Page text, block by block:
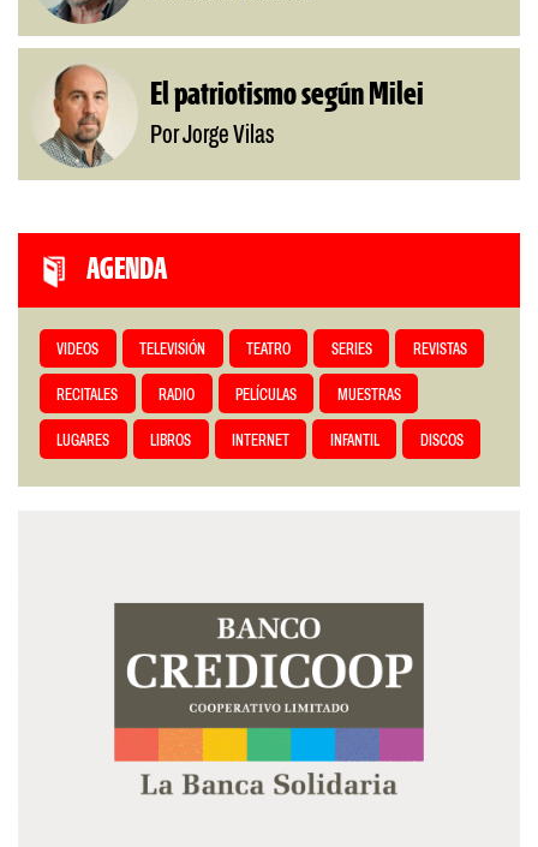
El patriotismo según Milei
Por Jorge Vilas
AGENDA
VIDEOS TELEVISIÓN TEATRO SERIES REVISTAS
RECITALES RADIO PELÍCULAS MUESTRAS
LUGARES LIBROS INTERNET INFANTIL DISCOS